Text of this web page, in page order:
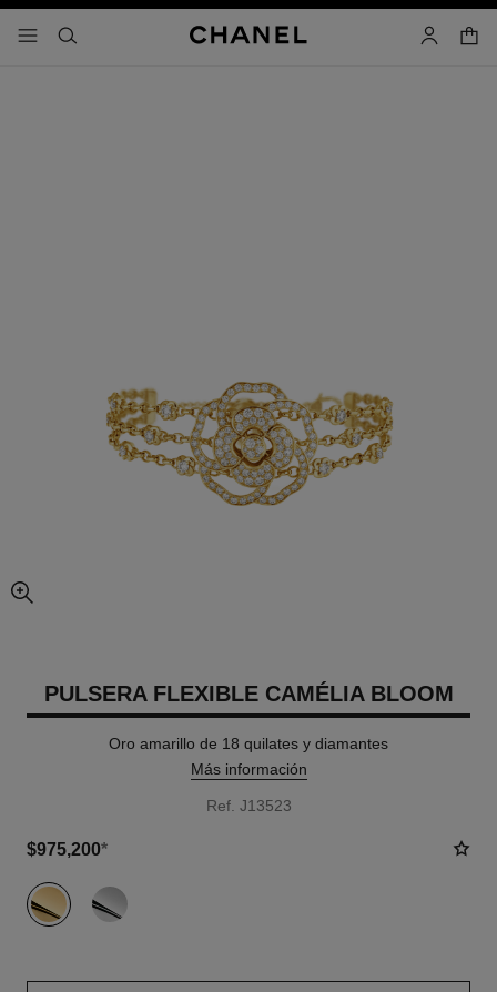
- navegación principal
buscar cuenta
carrito
imagen agrandada
PULSERA FLEXIBLE CAMÉLIA BLOOM
Oro amarillo de 18 quilates y diamantes
Más información
Ref. J13523
$975,200*
variante (2)